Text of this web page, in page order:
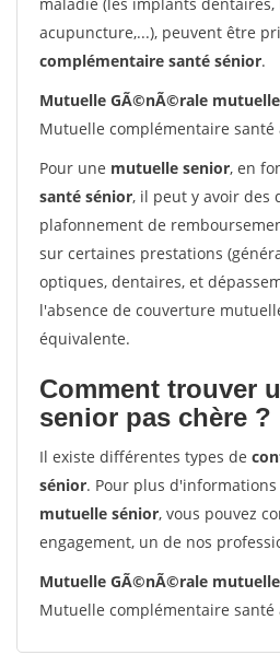
acupuncture,...), peuvent être
complémentaire santé sénior.
Mutuelle GÃ©nÃ©rale
Mutuelle complémentaire santé
Pour une mutuelle senior, en
santé sénior, il peut y avoir des
plafonnement de
sur certaines prestations
optiques, dentaires, et
l'absence de couverture
équivalente.
Comment trouver
senior pas chère ?
Il existe différentes types de
sénior. Pour plus
mutuelle sénior, vous pouvez
engagement, un de nos
Mutuelle GÃ©nÃ©rale
Mutuelle complémentaire santé